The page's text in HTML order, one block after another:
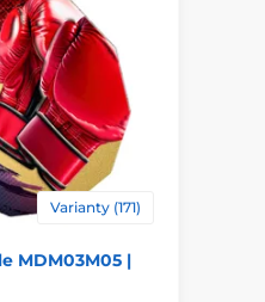
Varianty (171)
MDM03M05 |